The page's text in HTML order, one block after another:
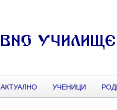
АКТУАЛНО УЧЕНИЦИ